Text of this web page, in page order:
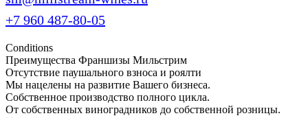
+7 960 487-80-05
Conditions
Преимущества Франшизы Мильстрим
Отсутствие паушального взноса и роялти
Мы нацелены на развитие Вашего бизнеса.
Собственное производство полного цикла.
От собственных виноградников до собственной розницы.